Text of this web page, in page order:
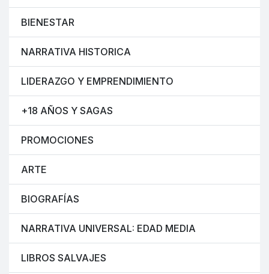
BIENESTAR
NARRATIVA HISTORICA
LIDERAZGO Y EMPRENDIMIENTO
+18 AÑOS Y SAGAS
PROMOCIONES
ARTE
BIOGRAFÍAS
NARRATIVA UNIVERSAL: EDAD MEDIA
LIBROS SALVAJES